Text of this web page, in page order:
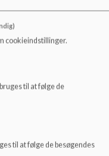
cookieindstillinger.
til at følge de
til at følge de besøgendes